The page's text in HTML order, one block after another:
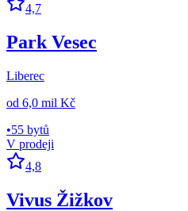
4,7
Park Vesec
Liberec
od 6,0 mil Kč
•55 bytů
V prodeji
4,8
Vivus Žižkov